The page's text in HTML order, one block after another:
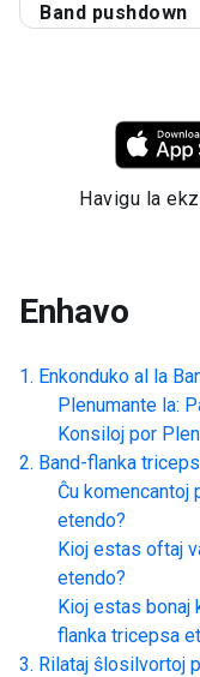
Band pushdown
Havigu la
Enhavo
Enkonduko al la
Plenumante la:
Konsiloj por
Band-flanka
Ĉu komencantoj
etendo?
Kioj estas oftaj
etendo?
Kioj estas bonaj
flanka tricepsa
Rilataj ŝlosilvortoj